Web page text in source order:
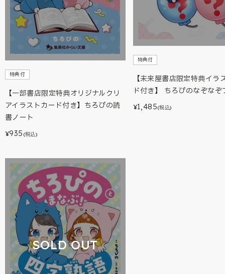
特典付
【一部書店限定特典オリジナルクリ
アイラストカード付き】ちろぴの読
書ノート
¥935 (税込)
特典付
【未来屋書店限定特典イラ
ド付き】 ちろぴのなぞなぞ
¥1,485(税込)
SOLD OUT